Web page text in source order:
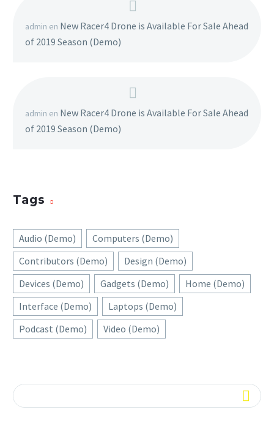
admin en New Racer4 Drone is Available For Sale Ahead
of 2019 Season (Demo)
admin en New Racer4 Drone is Available For Sale Ahead
of 2019 Season (Demo)
Tags
Audio (Demo)
Computers (Demo)
Contributors (Demo)
Design (Demo)
Devices (Demo)
Gadgets (Demo)
Home (Demo)
Interface (Demo)
Laptops (Demo)
Podcast (Demo)
Video (Demo)